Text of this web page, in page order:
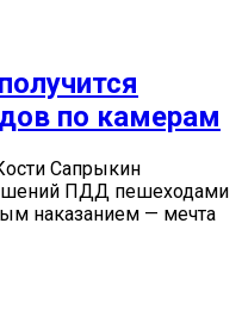
по камерам
Сапрыкин
ПДД пешеходами
наказанием — мечта